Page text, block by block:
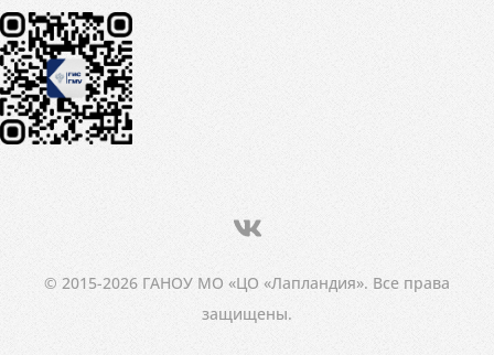
© 2015-2026 ГАНОУ МО «ЦО «Лапландия». Все права
защищены.